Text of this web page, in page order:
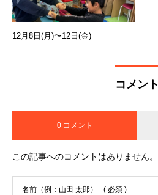
12月8日(月)〜12日(金)
コメント
0 コメント
この記事へのコメントはありません。
名前（例：山田 太郎） ( 必須 )